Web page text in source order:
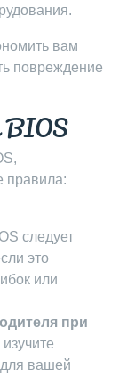
вам
повреждение
BIOS
правила:
следует
это
или
при
вашей